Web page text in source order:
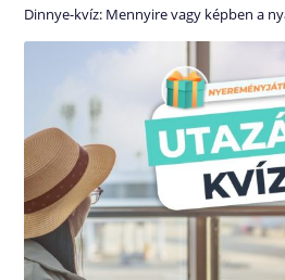
Dinnye-kvíz: Mennyire vagy képben a